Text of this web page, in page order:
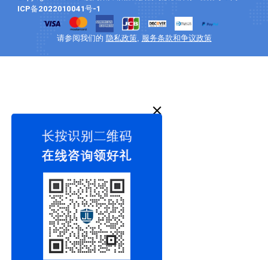
ICP备2022010041号-1
请参阅我们的 隐私政策, 服务条款和争议政策